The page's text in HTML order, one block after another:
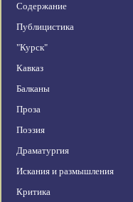
Содержание
Публицистика
"Курск"
Кавказ
Балканы
Проза
Поэзия
Драматургия
Искания и размышления
Критика